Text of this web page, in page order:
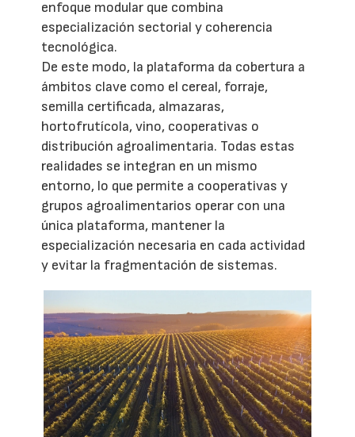
enfoque modular que combina
especialización sectorial y coherencia
tecnológica.
De este modo, la plataforma da cobertura a
ámbitos clave como el cereal, forraje,
semilla certificada, almazaras,
hortofrutícola, vino, cooperativas o
distribución agroalimentaria. Todas estas
realidades se integran en un mismo
entorno, lo que permite a cooperativas y
grupos agroalimentarios operar con una
única plataforma, mantener la
especialización necesaria en cada actividad
y evitar la fragmentación de sistemas.